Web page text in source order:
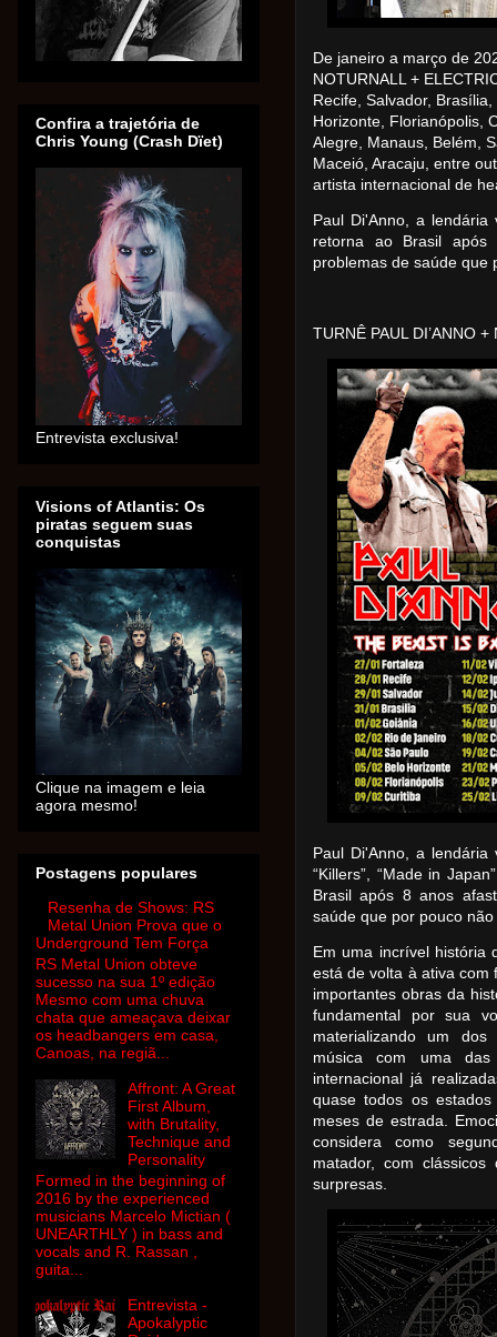
De janeiro a março de
NOTURNALL +
Recife, Salvador,
Horizonte, Florianópolis,
Alegre, Manaus, Belém,
Maceió, Aracaju, entre
artista internacional de
Paul Di'Anno, a
retorna ao Brasil
problemas de saúde que
TURNÊ PAUL DI’ANNO
Paul Di'Anno, a
“Killers”, “Made in
Brasil após 8 anos
saúde que por pouco
Em uma incrível história
está de volta à ativa com
importantes obras da
fundamental por sua
materializando um
música com uma
internacional já
quase todos os
meses de estrada.
considera como
matador, com
surpresas.
Confira a trajetória de
Chris Young (Crash Dïet)
Entrevista exclusiva!
Visions of Atlantis: Os
piratas seguem suas
conquistas
Clique na imagem e leia
agora mesmo!
Postagens populares
Resenha de Shows: RS
Metal Union Prova que o
Underground Tem Força
RS Metal Union obteve
sucesso na sua 1º edição
Mesmo com uma chuva
chata que ameaçava deixar
os headbangers em casa,
Canoas, na regiã...
Affront: A Great
First Album,
with Brutality,
Technique and
Personality
Formed in the beginning of
2016 by the experienced
musicians Marcelo Mictian (
UNEARTHLY ) in bass and
vocals and R. Rassan ,
guita...
Entrevista -
Apokalyptic